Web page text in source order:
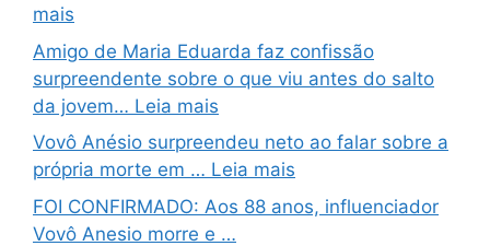
mais
Amigo de Maria Eduarda faz confissão
surpreendente sobre o que viu antes do salto
da jovem… Leia mais
Vovô Anésio surpreendeu neto ao falar sobre a
própria morte em … Leia mais
FOI CONFIRMADO: Aos 88 anos, influenciador
Vovô Anesio morre e …